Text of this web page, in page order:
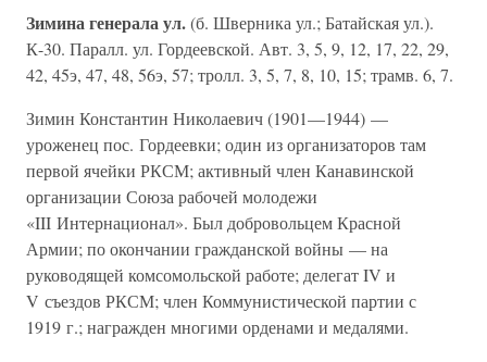
Зимина генерала ул.(б. Шверника ул.; Батайская ул.).
К-30. Паралл. ул. Гордеевской. Авт. 3, 5, 9, 12, 17, 22, 29,
42, 45э, 47, 48, 56э, 57; тролл. 3, 5, 7, 8, 10, 15; трамв. 6, 7.
Зимин Константин Николаевич (1901—1944) —
уроженец пос. Гордеевки; один из организаторов там
первой ячейки РКСМ; активный член Канавинской
организации Союза рабочей молодежи
«III Интернационал». Был добровольцем Красной
Армии; по окончании гражданской войны — на
руководящей комсомольской работе; делегат IV и
V съездов РКСМ; член Коммунистической партии с
1919 г.; награжден многими орденами и медалями.